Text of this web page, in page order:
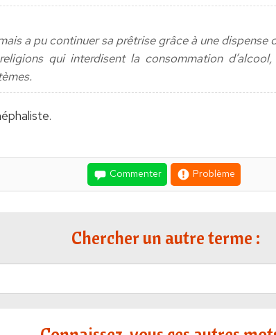
a pu continuer sa prêtrise grâce à une dispense
qui interdisent la consommation
Commenter Problème
Chercher un autre terme :